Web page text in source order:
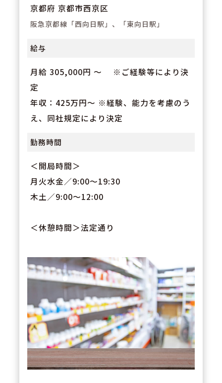
京都府 京都市西京区
阪急京都線「西向日駅」、「東向日駅」
給与
月給 305,000円 〜 ※ご経験等により決
定
年収：425万円～ ※経験、能力を考慮のう
え、同社規定により決定
勤務時間
＜開局時間＞
月火水金／9:00～19:30
木土／9:00～12:00
＜休憩時間＞法定通り